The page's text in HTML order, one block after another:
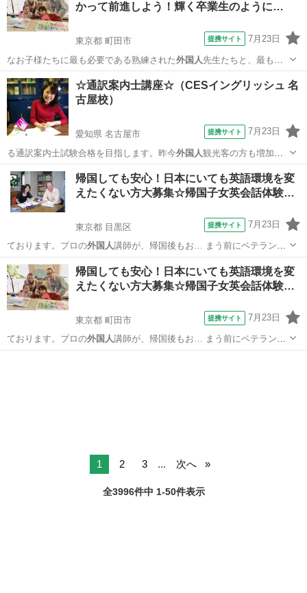
かって前進しよう！輝く卒業生のように…
東京都 町田市 提携サイト 7月23日
なお子様たちに最も必要である熟練された外国人 先生たちと、最も優
れた教育メソッドを提…
東京 町田市 その他
☆通訳案内士講座☆（CESイングリッシュ 名
古屋校）
愛知県 名古屋市 提携サイト 7月23日
る通訳案内士試験合格を目指します。昨今外国人観光客の方も増加し
てきました。講師自身…
愛知 名古屋市
帰国しても安心！日本にいても英語環境を変
えたくない方大募集☆帰国子女英会話体験…
東京都 目黒区 提携サイト 7月23日
ております。プロの外国人講師が、帰国後もお… まう前にベテランの
外国人講師のレッスンを受…
東京 目黒区 英会話
帰国しても安心！日本にいても英語環境を変
えたくない方大募集☆帰国子女英会話体験…
東京都 町田市 提携サイト 7月23日
ております。プロの外国人講師が、帰国後もお… まう前にベテランの
外国人講師のレッスンを受…
1 2 3 ... 次へ
全3996件中 1-50件表示